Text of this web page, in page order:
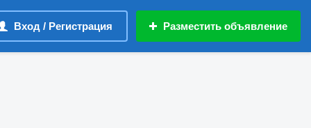
Вход / Регистрация Разместить объявление